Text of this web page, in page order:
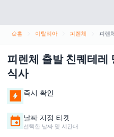
홈 이탈리아 피렌체
피렌체 출발 친퀘테레
식사
즉시 확인
날짜 지정 티켓
선택한 날짜 및 시간대